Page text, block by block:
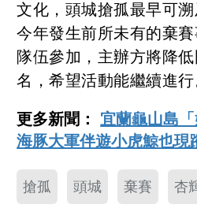
文化，頭城搶孤最早可
今年發生前所未有的棄
隊伍參加，主辦方將降
名，希望活動能繼續進行
更多新聞： 宜蘭龜山島
海豚大軍伴遊小虎鯨也現
搶孤 頭城 棄賽 杏